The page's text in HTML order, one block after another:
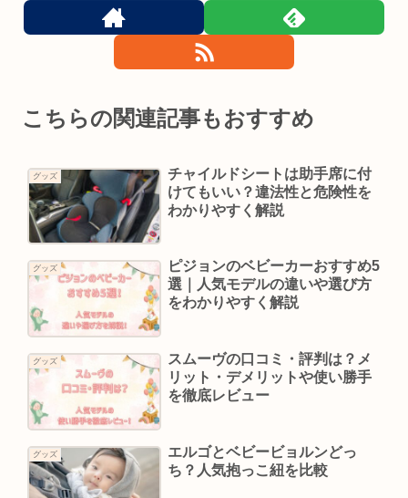
こちらの関連記事もおすすめ
グッズ
チャイルドシートは助手席に付
けてもいい？違法性と危険性を
わかりやすく解説
グッズ
ピジョンのベビーカーおすすめ5
選｜人気モデルの違いや選び方
をわかりやすく解説
グッズ
スムーヴの口コミ・評判は？メ
リット・デメリットや使い勝手
を徹底レビュー
グッズ
エルゴとベビービョルンどっ
ち？人気抱っこ紐を比較